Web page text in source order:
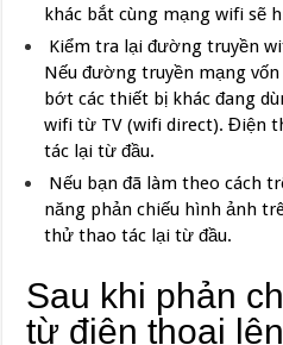
khác bắt cùng mạng wifi sẽ
Kiểm tra lại đường truyền
Nếu đường truyền mạng
bớt các thiết bị khác đang
wifi từ TV (wifi direct). Điện
tác lại từ đầu.
Nếu bạn đã làm theo cách
năng phản chiếu hình ảnh
thử thao tác lại từ đầu.
Sau khi phản
từ điện thoại